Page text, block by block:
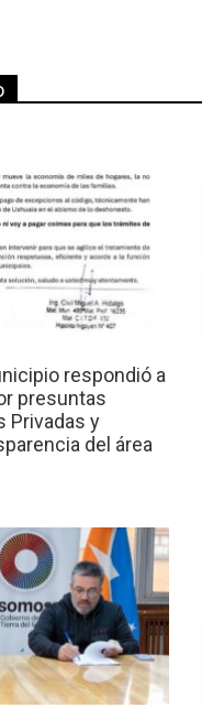
respondió a
presuntas
Privadas y
del área